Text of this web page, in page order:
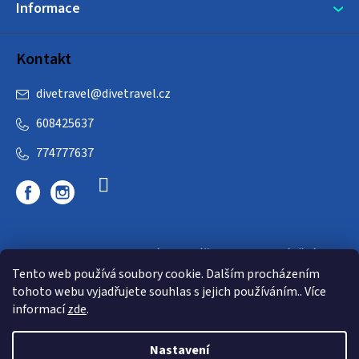
Tento web používá soubory cookie. Dalším procházením
tohoto webu vyjadřujete souhlas s jejich používáním.. Více
informacízde.
Nastavení
Informace
Kontakt
divetravel@divetravel.cz
608425637
774777637
DIVETRAVEL - cestovní kancelář - cesty za potápěním